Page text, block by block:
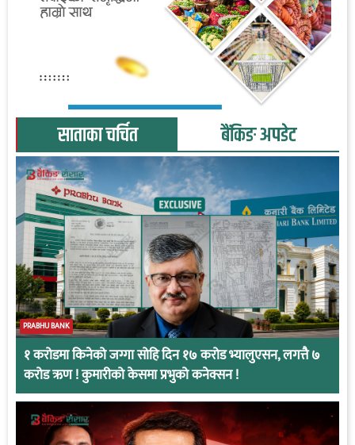
साताका चर्चित बैंकिङ अपडेट
PRABHU BANK
१ करोडमा किनेको जग्गा सोहि दिन १७ करोड भ्यालुएसन, लगत्तै ७
करोड ऋण ! कुमारीको केसमा प्रभुको कनेक्सन !